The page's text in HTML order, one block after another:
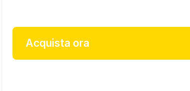
Acquista ora